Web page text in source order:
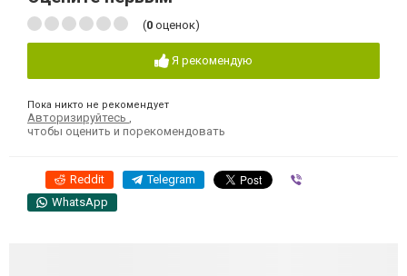
(0 оценок)
Я рекомендую
Пока никто не рекомендует
Авторизируйтесь ,
чтобы оценить и порекомендовать
Reddit Telegram
WhatsApp